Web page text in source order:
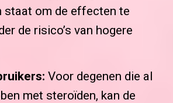
staat om de effecten te
de risico’s van hogere
Voor degenen die al
met steroïden, kan de